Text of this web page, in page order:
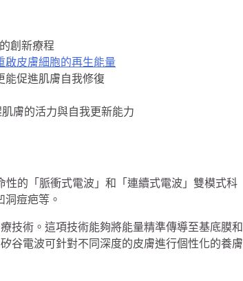
創新療程
啟皮膚細胞的再生能量
能促進肌膚自我修復
膚的活力與自我更新能力
的「脈衝式電波」和「連續式電波」雙模式科
痘疤等。
技術。這項技術能夠將能量精準傳導至基底膜和
谷電波可針對不同深度的皮膚進行個性化的養膚